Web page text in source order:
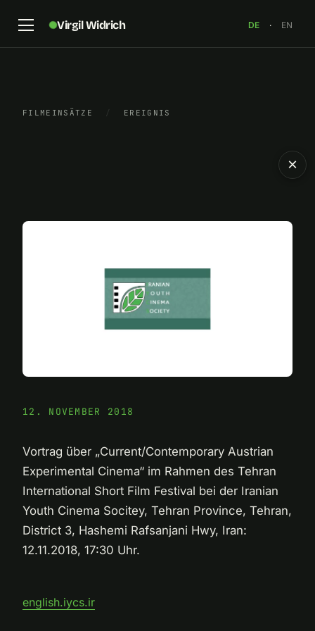
Virgil Widrich DE · EN
FILMEINSÄTZE / EREIGNIS
12. NOVEMBER 2018
Vortrag über „Current/Contemporary Austrian
Experimental Cinema“ im Rahmen des Tehran
International Short Film Festival bei der Iranian
Youth Cinema Socitey, Tehran Province, Tehran,
District 3, Hashemi Rafsanjani Hwy, Iran:
12.11.2018, 17:30 Uhr.
english.iycs.ir
×